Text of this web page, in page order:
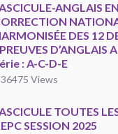
ANGLAIS
DES 12
D’ANGLAIS
: A-C-D-E
36475 Views
TOUTES
SESSION 2025